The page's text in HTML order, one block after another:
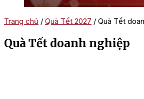
Trang chủ / Quà Tết 2027 / Quà Tết
Quà Tết doanh nghiệp